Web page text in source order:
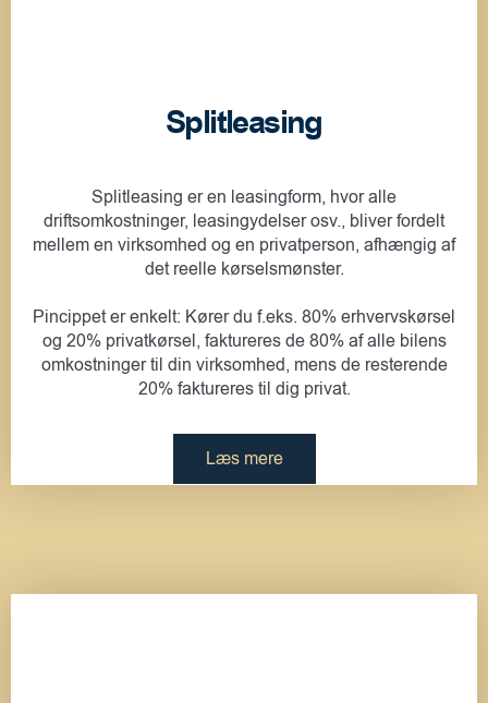
Splitleasing
Splitleasing er en leasingform, hvor alle
driftsomkostninger, leasingydelser osv., bliver fordelt
mellem en virksomhed og en privatperson, afhængig af
det reelle kørselsmønster.
Pincippet er enkelt: Kører du f.eks. 80% erhvervskørsel
og 20% privatkørsel, faktureres de 80% af alle bilens
omkostninger til din virksomhed, mens de resterende
20% faktureres til dig privat.
Læs mere